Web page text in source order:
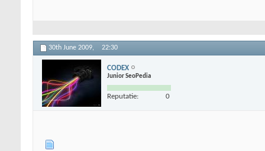
30th June 2009, 22:30
CODEX
Junior SeoPedia
Reputatie: 0